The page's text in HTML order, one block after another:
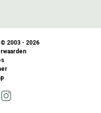
2003 - 2026